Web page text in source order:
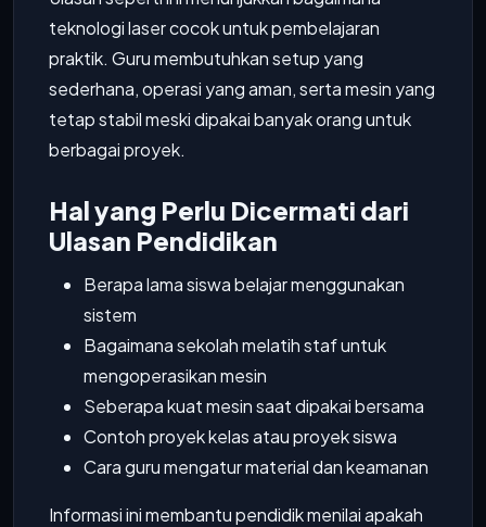
teknologi laser cocok untuk pembelajaran
praktik. Guru membutuhkan setup yang
sederhana, operasi yang aman, serta mesin yang
tetap stabil meski dipakai banyak orang untuk
berbagai proyek.
Hal yang Perlu Dicermati dari
Ulasan Pendidikan
Berapa lama siswa belajar menggunakan
sistem
Bagaimana sekolah melatih staf untuk
mengoperasikan mesin
Seberapa kuat mesin saat dipakai bersama
Contoh proyek kelas atau proyek siswa
Cara guru mengatur material dan keamanan
Informasi ini membantu pendidik menilai apakah